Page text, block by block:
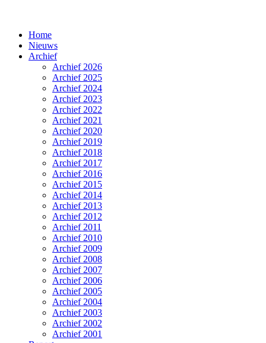
Home
Nieuws
Archief
Archief 2026
Archief 2025
Archief 2024
Archief 2023
Archief 2022
Archief 2021
Archief 2020
Archief 2019
Archief 2018
Archief 2017
Archief 2016
Archief 2015
Archief 2014
Archief 2013
Archief 2012
Archief 2011
Archief 2010
Archief 2009
Archief 2008
Archief 2007
Archief 2006
Archief 2005
Archief 2004
Archief 2003
Archief 2002
Archief 2001